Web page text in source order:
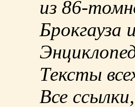
из 86-
Брокгауза
Тексты
Все ссылки,